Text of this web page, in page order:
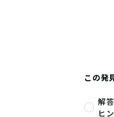
この発
解
ヒ